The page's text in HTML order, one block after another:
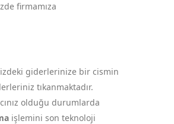
firmamıza
giderlerinize bir cismin
tıkanmaktadır.
olduğu durumlarda
işlemini son teknoloji